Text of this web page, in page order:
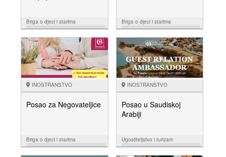
Briga o djeci i starima
NUDIM
Briga o djeci i starima
NUDIM
INOSTRANSTVO
Posao za Negovateljice
Briga o djeci i starima
INOSTRANSTVO
Posao u Saudiskoj
Arabiji
Ugostiteljstvo i turizam